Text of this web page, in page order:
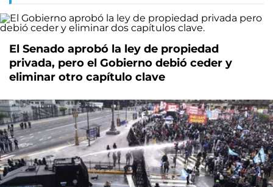
El Senado aprobó la ley de propiedad
privada, pero el Gobierno debió ceder y
eliminar otro capítulo clave